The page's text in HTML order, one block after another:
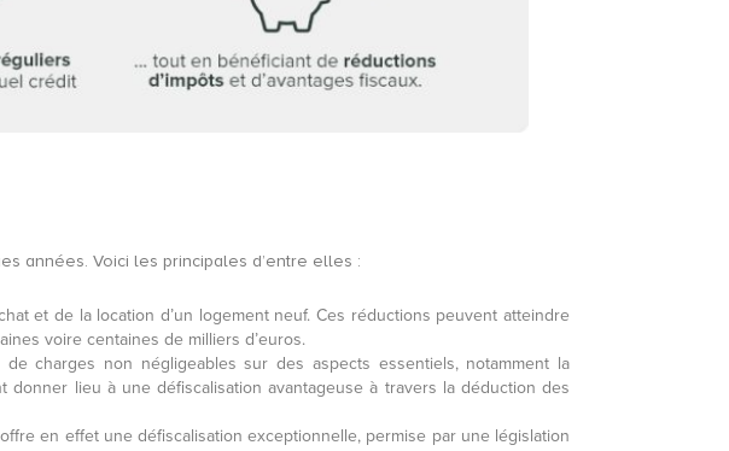
années. Voici les principales d’entre elles :
et de la location d’un logement neuf. Ces réductions peuvent atteindre
voire centaines de milliers d’euros.
charges non négligeables sur des aspects essentiels, notamment la
lieu à une défiscalisation avantageuse à travers la déduction des
en effet une défiscalisation exceptionnelle, permise par une législation